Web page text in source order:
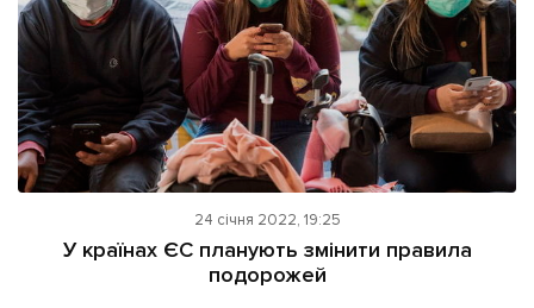
24 січня 2022, 19:25
У країнах ЄС планують змінити правила
подорожей